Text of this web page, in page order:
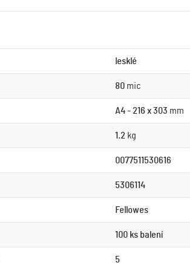
lesklé
80 mic
A4 - 216 x 303 mm
1.2 kg
0077511530616
5306114
Fellowes
100 ks balení
5